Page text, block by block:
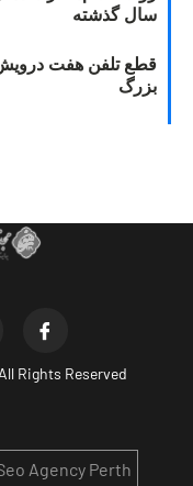
سال گذشته
قطع تلفن هفت
بزرگ
Rights Reserved
Agency Perth